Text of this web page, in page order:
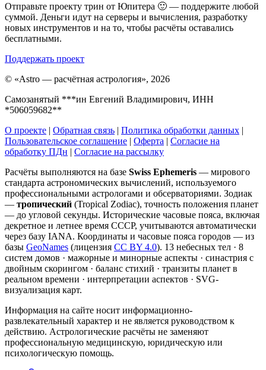
Отправьте проекту трин от Юпитера 🙂 — поддержите любой
суммой. Деньги идут на серверы и вычисления, разработку
новых инструментов и на то, чтобы расчёты оставались
бесплатными.
Поддержать проект
© «Astro — расчётная астрология», 2026
Самозанятый ***ин Евгений Владимирович, ИНН
*506059682**
О проекте | Обратная связь | Политика обработки данных |
Пользовательское соглашение | Оферта | Согласие на
обработку ПДн | Согласие на рассылку
Расчёты выполняются на базе Swiss Ephemeris — мирового
стандарта астрономических вычислений, используемого
профессиональными астрологами и обсерваториями. Зодиак
— тропический (Tropical Zodiac), точность положения планет
— до угловой секунды. Исторические часовые пояса, включая
декретное и летнее время СССР, учитываются автоматически
через базу IANA. Координаты и часовые пояса городов — из
базы GeoNames (лицензия CC BY 4.0). 13 небесных тел · 8
систем домов · мажорные и минорные аспекты · синастрия с
двойным скорингом · баланс стихий · транзиты планет в
реальном времени · интерпретации аспектов · SVG-
визуализация карт.
Информация на сайте носит информационно-
развлекательный характер и не является руководством к
действию. Астрологические расчёты не заменяют
профессиональную медицинскую, юридическую или
психологическую помощь.